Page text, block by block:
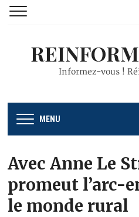
Informez-vous !
MENU
Avec Anne Le
promeut l’arc-
le monde rural